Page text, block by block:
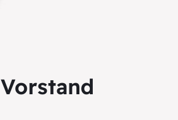
Vorstand